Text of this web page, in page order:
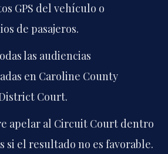
GPS del vehículo o
de pasajeros.
las audiencias
en Caroline County
Court.
apelar al Circuit Court dentro
si el resultado no es favorable.